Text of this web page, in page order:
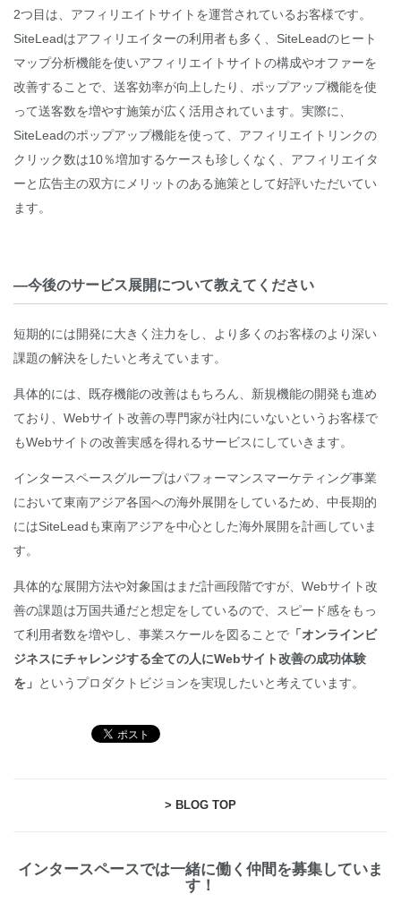
2つ目は、アフィリエイトサイトを運営されているお客様です。
SiteLeadはアフィリエイターの利用者も多く、SiteLeadのヒート
マップ分析機能を使いアフィリエイトサイトの構成やオファーを
改善することで、送客効率が向上したり、ポップアップ機能を使
って送客数を増やす施策が広く活用されています。実際に、
SiteLeadのポップアップ機能を使って、アフィリエイトリンクの
クリック数は10％増加するケースも珍しくなく、アフィリエイタ
ーと広告主の双方にメリットのある施策として好評いただいてい
ます。
―今後のサービス展開について教えてください
短期的には開発に大きく注力をし、より多くのお客様のより深い
課題の解決をしたいと考えています。
具体的には、既存機能の改善はもちろん、新規機能の開発も進め
ており、Webサイト改善の専門家が社内にいないというお客様で
もWebサイトの改善実感を得れるサービスにしていきます。
インタースペースグループはパフォーマンスマーケティング事業
において東南アジア各国への海外展開をしているため、中長期的
にはSiteLeadも東南アジアを中心とした海外展開を計画していま
す。
具体的な展開方法や対象国はまだ計画段階ですが、Webサイト改
善の課題は万国共通だと想定をしているので、スピード感をもっ
て利用者数を増やし、事業スケールを図ることで 「オンラインビ
ジネスにチャレンジする全ての人にWebサイト改善の成功体験
を」 というプロダクトビジョンを実現したいと考えています。
> BLOG TOP
インタースペースでは一緒に働く仲間を募集していま
す！